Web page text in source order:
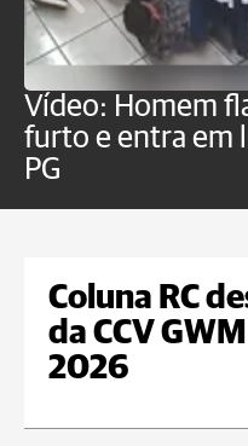
Vídeo: Homem
furto e entra em
PG
Coluna RC
da CCV
2026